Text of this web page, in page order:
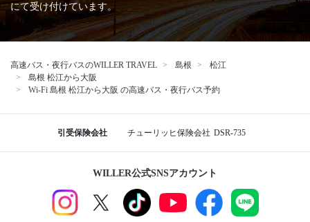
にて受け付けています。
高速バス・夜行バスのWILLER TRAVEL 島根
松江
島根 松江から大阪
Wi-Fi 島根 松江から大阪 の高速バス・夜行バス予約
引受保険会社 チューリッヒ保険会社 DSR-735
WILLER公式SNSアカウント